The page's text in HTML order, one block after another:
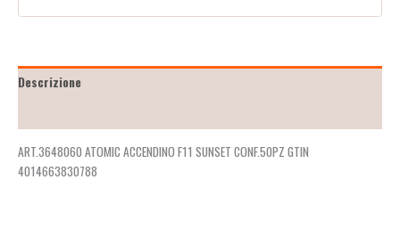
Descrizione
ART.3648060 ATOMIC ACCENDINO F11 SUNSET CONF.50PZ GTIN
4014663830788